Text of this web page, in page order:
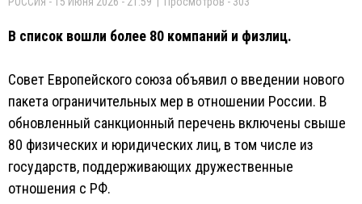
В список вошли более 80 компаний и физлиц.
Совет Европейского союза объявил о введении нового
пакета ограничительных мер в отношении России. В
обновленный санкционный перечень включены свыше
80 физических и юридических лиц, в том числе из
государств, поддерживающих дружественные
отношения с РФ.